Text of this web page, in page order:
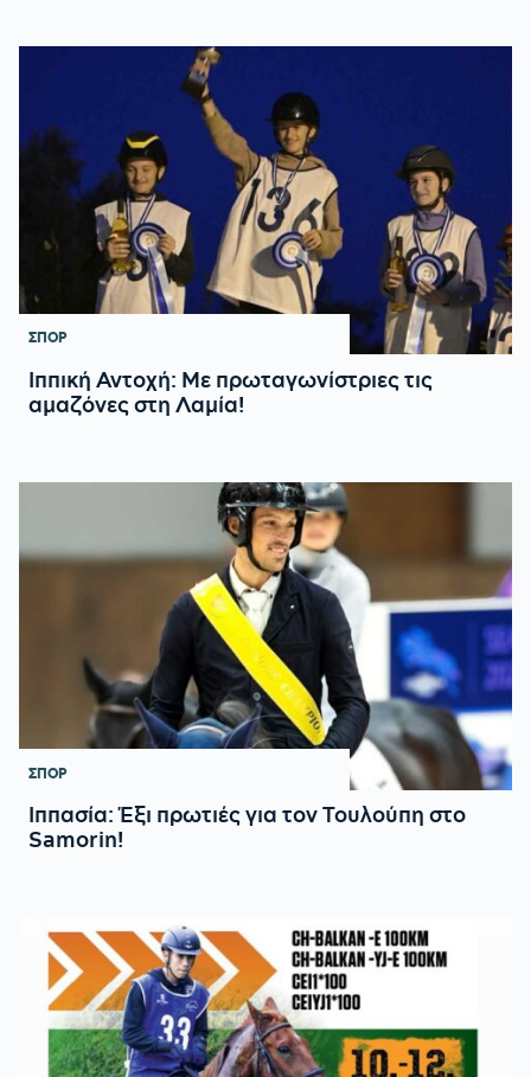
ΣΠΟΡ
Ιππική Αντοχή: Με πρωταγωνίστριες τις
αμαζόνες στη Λαμία!
ΣΠΟΡ
Ιππασία: Έξι πρωτιές για τον Τουλούπη στο
Samorin!